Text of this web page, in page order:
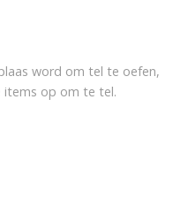
word om tel te oefen,
items op om te tel.